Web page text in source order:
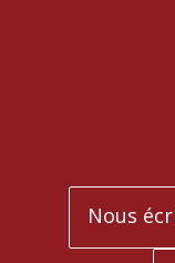
Nous